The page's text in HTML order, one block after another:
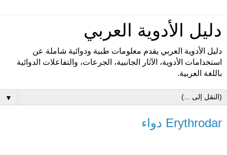
دليل الأدوية العربي
دليل الأدوية العربي يقدم معلومات طبية ودوائية شاملة عن
استخدامات الأدوية، الآثار الجانبية، الجرعات، والتفاعلات الدوائية
باللغة العربية.
▼
Erythrodar دواء